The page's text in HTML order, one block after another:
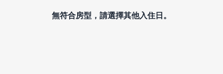
無符合房型，請選擇其他入住日。